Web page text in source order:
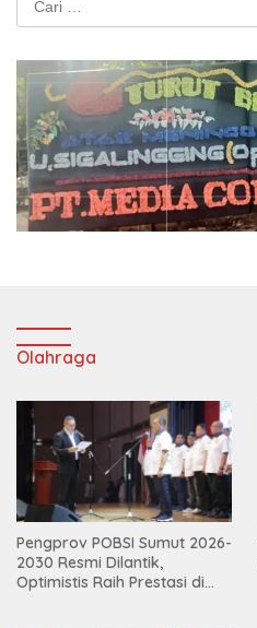
Olahraga
Pengprov POBSI Sumut 2026-
2030 Resmi Dilantik,
Optimistis Raih Prestasi di